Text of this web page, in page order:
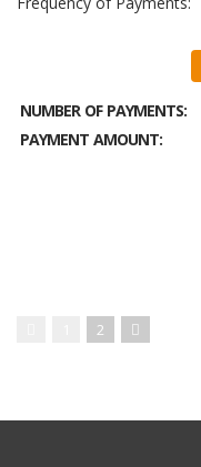
NUMBER OF PAYMENTS:
PAYMENT AMOUNT:
2